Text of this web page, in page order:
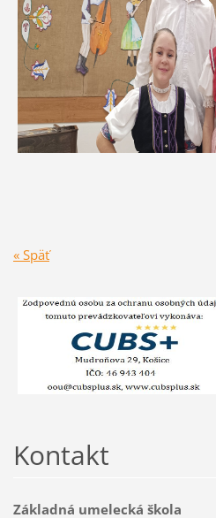
« Späť
Kontakt
Základná umelecká škola